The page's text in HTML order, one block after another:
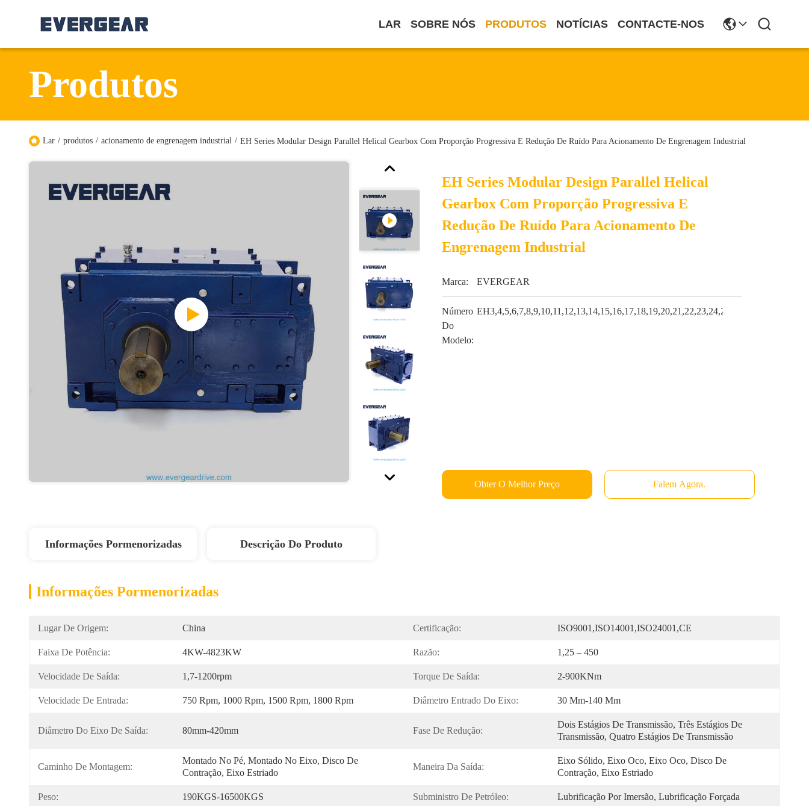
LAR SOBRE NÓS PRODUTOS NOTÍCIAS CONTACTE-NOS
Produtos
Lar / produtos / acionamento de engrenagem industrial / EH Series Modular Design Parallel Helical Gearbox Com Proporção Progressiva E Redução De Ruído Para Acionamento De Engrenagem Industrial
EH Series Modular Design Parallel Helical
Gearbox Com Proporção Progressiva E
Redução De Ruído Para Acionamento De
Engrenagem Industrial
Marca: EVERGEAR
Número
Do
Modelo:
EH3,4,5,6,7,8,9,10,11,12,13,14,15,16,17,18,19,20,21,22,23,24,25,26
Obter O Melhor Preço Falem Agora.
Informações Pormenorizadas Descrição Do Produto
Informações Pormenorizadas
Lugar De Origem: China Certificação: ISO9001,ISO14001,ISO24001,CE
Faixa De Potência: 4KW-4823KW Razão: 1,25 – 450
Velocidade De Saída: 1,7-1200rpm Torque De Saída: 2-900KNm
Velocidade De Entrada: 750 Rpm, 1000 Rpm, 1500 Rpm, 1800 Rpm Diâmetro Entrado Do Eixo: 30 Mm-140 Mm
Diâmetro Do Eixo De Saída: 80mm-420mm Fase De Redução:
Dois Estágios De Transmissão, Três Estágios De
Transmissão, Quatro Estágios De Transmissão
Caminho De Montagem:
Montado No Pé, Montado No Eixo, Disco De
Contração, Eixo Estriado
Maneira Da Saída:
Eixo Sólido, Eixo Oco, Eixo Oco, Disco De
Contração, Eixo Estriado
Peso: 190KGS-16500KGS Subministro De Petróleo: Lubrificação Por Imersão, Lubrificação Forçada